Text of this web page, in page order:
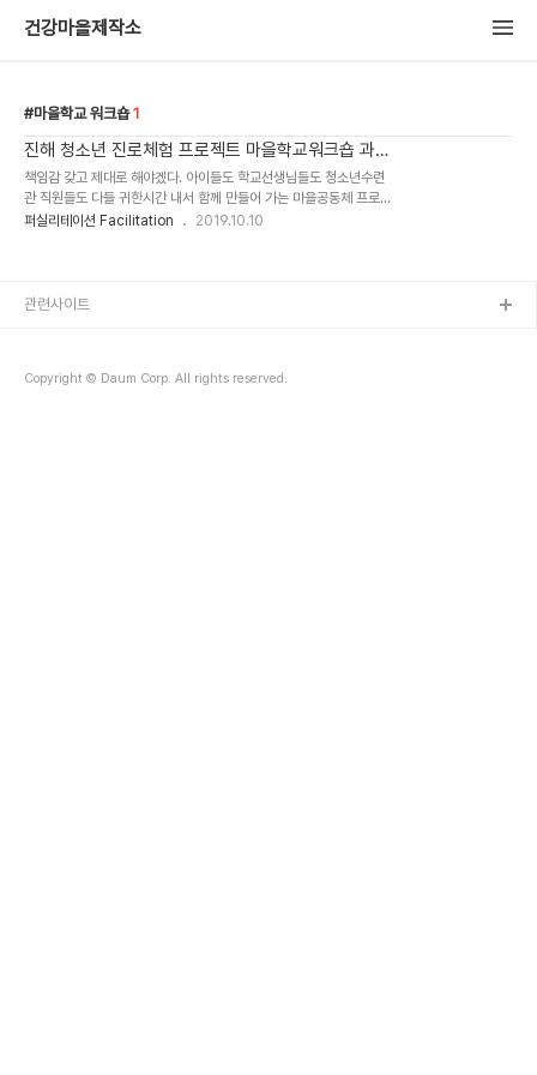
건강마을제작소
마을학교 워크숍 1
진해 청소년 진로체험 프로젝트 마을학교워크숍 과정
설계
책임감 갖고 제대로 해야겠다. 아이들도 학교선생님들도 청소년수련
관 직원들도 다들 귀한시간 내서 함께 만들어 가는 마을공동체 프로젝
트다. 변화와 발전은 누군가의 실수와 실패에서 싹튼다는 신념으로 3
퍼실리테이션 Facilitation 2019.10.10
Copyright © Daum Corp. All rights reserved.
관련사이트